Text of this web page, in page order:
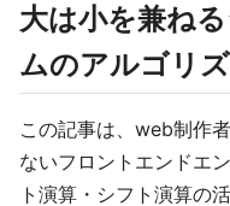
大は小を兼ね
ムのアルゴリ
この記事は、web制作
ないフロントエンドエ
ト演算・シフト演算の